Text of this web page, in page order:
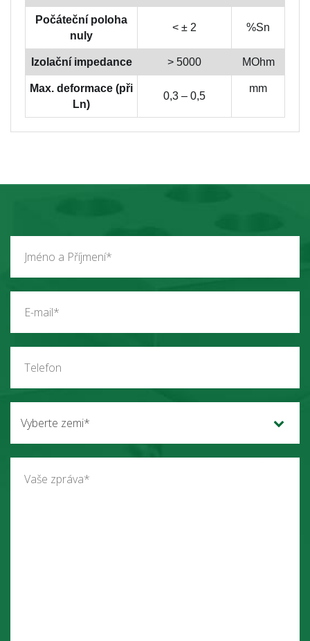
Počáteční poloha
nuly
< ± 2 %Sn
Izolační impedance > 5000 MOhm
Max. deformace (při
Ln)
0,3 – 0,5
mm
Vyberte zemi*